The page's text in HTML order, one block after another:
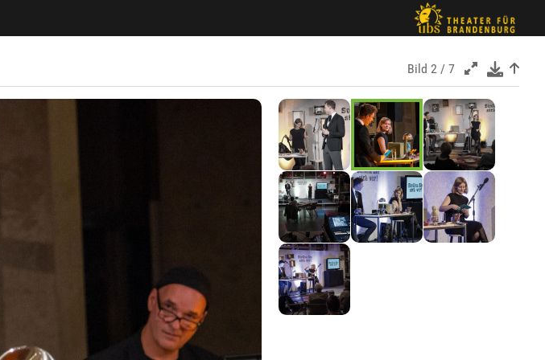
Bild 2 / 7